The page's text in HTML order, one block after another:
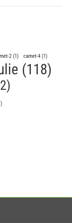
2 (1) carnet-4 (1)
(118)